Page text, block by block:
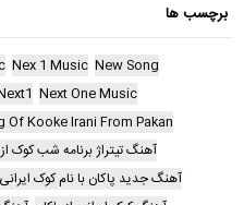
برچسب ها
New Song
Nex 1 Music
Next One Music
Of Kooke Irani From Pakan
آهنگ تیتراژ برنامه شب کوک از
آهنگ جدید پاکان با نام کوک ایرانی